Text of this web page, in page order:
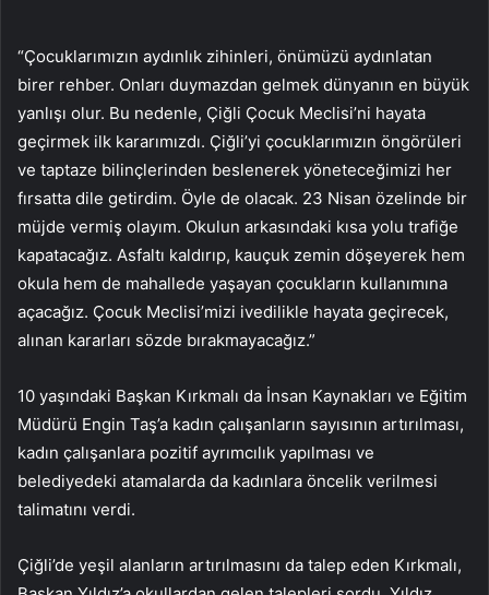
“Çocuklarımızın aydınlık zihinleri, önümüzü aydınlatan
birer rehber. Onları duymazdan gelmek dünyanın en büyük
yanlışı olur. Bu nedenle, Çiğli Çocuk Meclisi’ni hayata
geçirmek ilk kararımızdı. Çiğli’yi çocuklarımızın öngörüleri
ve taptaze bilinçlerinden beslenerek yöneteceğimizi her
fırsatta dile getirdim. Öyle de olacak. 23 Nisan özelinde bir
müjde vermiş olayım. Okulun arkasındaki kısa yolu trafiğe
kapatacağız. Asfaltı kaldırıp, kauçuk zemin döşeyerek hem
okula hem de mahallede yaşayan çocukların kullanımına
açacağız. Çocuk Meclisi’mizi ivedilikle hayata geçirecek,
alınan kararları sözde bırakmayacağız.”
10 yaşındaki Başkan Kırkmalı da İnsan Kaynakları ve Eğitim
Müdürü Engin Taş’a kadın çalışanların sayısının artırılması,
kadın çalışanlara pozitif ayrımcılık yapılması ve
belediyedeki atamalarda da kadınlara öncelik verilmesi
talimatını verdi.
Çiğli’de yeşil alanların artırılmasını da talep eden Kırkmalı,